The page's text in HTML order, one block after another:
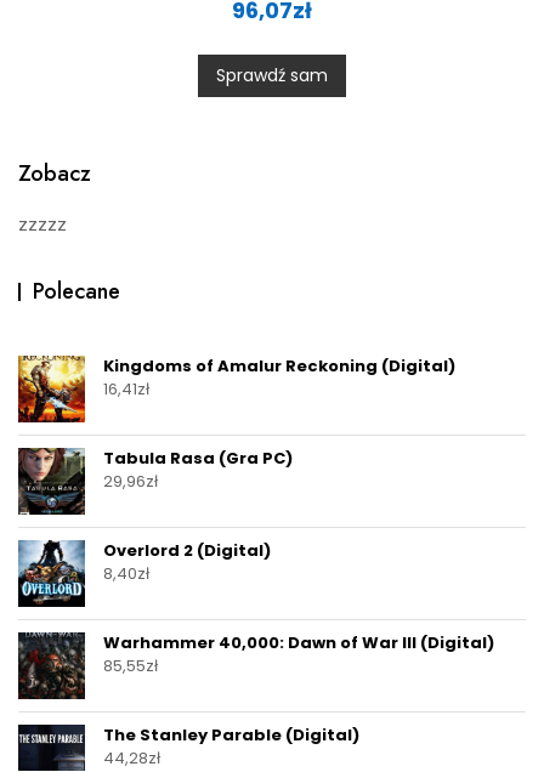
t
0
o
u
t
96,07zł
Sprawdź sam
Zobacz
zzzzz
Polecane
Kingdoms of Amalur Reckoning (Digital)
16,41zł
Tabula Rasa (Gra PC)
29,96zł
Overlord 2 (Digital)
8,40zł
Warhammer 40,000: Dawn of War III (Digital)
85,55zł
The Stanley Parable (Digital)
44,28zł